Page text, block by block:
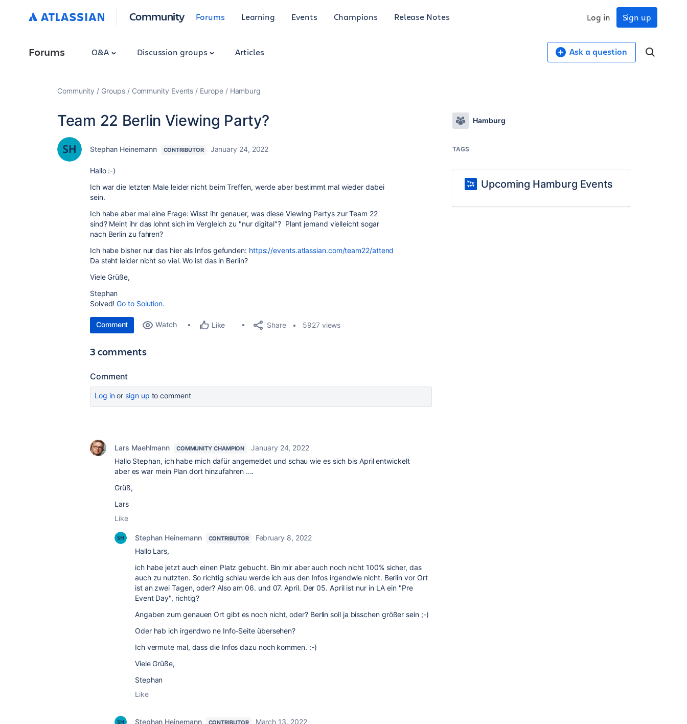
Community Forums Learning Events Champions Release Notes Sign up
Log in
Forums Q&A Discussion groups Articles Ask a question
Community Groups Community Events Europe Hamburg
Team 22 Berlin Viewing Party?
Stephan Heinemann CONTRIBUTOR January 24, 2022
Hallo :-)
Ich war die letzten Male leider nicht beim Treffen, werde aber bestimmt mal wieder dabei
sein.
Ich habe aber mal eine Frage: Wisst ihr genauer, was diese Viewing Partys zur Team 22
sind? Meint ihr das lohnt sich im Vergleich zu "nur digital"? Plant jemand vielleicht sogar
nach Berlin zu fahren?
Ich habe bisher nur das hier als Infos gefunden: https://events.atlassian.com/team22/attend
Da steht leider nicht so viel. Wo ist das in Berlin?
Viele Grüße,
Stephan
Solved!Go to Solution.
Comment Watch Like Share 5927 views
3 comments
Comment
Log inor sign up to comment
Lars Maehlmann COMMUNITY CHAMPION
January 24, 2022
Hallo Stephan, ich habe mich dafür angemeldet und schau wie es sich bis April entwickelt
aber es war mein Plan dort hinzufahren ....
Grüß,
Lars
Like
Stephan Heinemann CONTRIBUTOR
February 8, 2022
Hallo Lars,
ich habe jetzt auch einen Platz gebucht. Bin mir aber auch noch nicht 100% sicher, das
auch zu nutzten. So richtig schlau werde ich aus den Infos irgendwie nicht. Berlin vor Ort
ist an zwei Tagen, oder? Also am 06. und 07. April. Der 05. April ist nur in LA ein "Pre
Event Day", richtig?
Angaben zum genauen Ort gibt es noch nicht, oder? Berlin soll ja bisschen größer sein ;-)
Oder hab ich irgendwo ne Info-Seite übersehen?
Ich vermute mal, dass die Infos dazu noch kommen. :-)
Viele Grüße,
Stephan
Like
Stephan Heinemann CONTRIBUTOR
March 13, 2022
Hamburg
TAGS
Upcoming Hamburg Events